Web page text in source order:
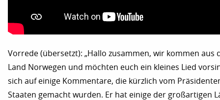
Vorrede (übersetzt): „Hallo zusammen, wir kommen aus
Land Norwegen und möchten euch ein kleines Lied
sich auf einige Kommentare, die kürzlich vom
Staaten gemacht wurden. Er hat einige der großartigen